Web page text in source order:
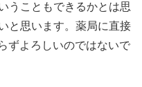
うこともできるかとは思
と思います。薬局に直接
ずよろしいのではないで